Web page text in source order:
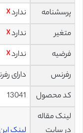
پرسشنامه ندارد☓
متغیر
ندارد☓
فرضیه
ندارد☓
رفرنس
دارای
کد محصول
13041
لینک مقاله